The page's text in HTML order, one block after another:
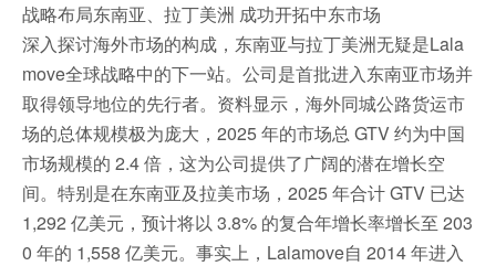
战略布局东南亚、拉丁美洲 成功开拓中东市场
深入探讨海外市场的构成，东南亚与拉丁美洲无疑是Lala
move全球战略中的下一站。公司是首批进入东南亚市场并
取得领导地位的先行者。资料显示，海外同城公路货运市
场的总体规模极为庞大，2025 年的市场总 GTV 约为中国
市场规模的 2.4 倍，这为公司提供了广阔的潜在增长空
间。特别是在东南亚及拉美市场，2025 年合计 GTV 已达
1,292 亿美元，预计将以 3.8% 的复合年增长率增长至 203
0 年的 1,558 亿美元。事实上，Lalamove自 2014 年进入